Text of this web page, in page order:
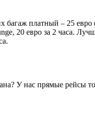
багаж платный – 25 евро
20 евро за 2 часа.
У нас прямые рейсы